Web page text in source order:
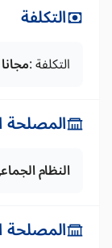
التكلفة
التكلفة :مجانا
المصلحة
النظام
المصلحة